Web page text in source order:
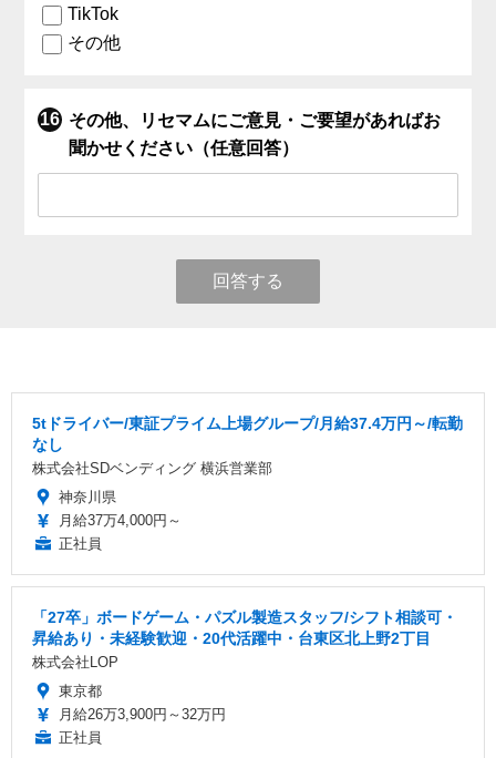
TikTok
その他
その他、リセマムにご意見・ご要望があればお
聞かせください（任意回答）
回答する
5tドライバー/東証プライム上場グループ/月給37.4万円～/転勤
なし
株式会社SDベンディング 横浜営業部
神奈川県
月給37万4,000円～
正社員
「27卒」ボードゲーム・パズル製造スタッフ/シフト相談可・
昇給あり・未経験歓迎・20代活躍中・台東区北上野2丁目
株式会社LOP
東京都
月給26万3,900円～32万円
正社員